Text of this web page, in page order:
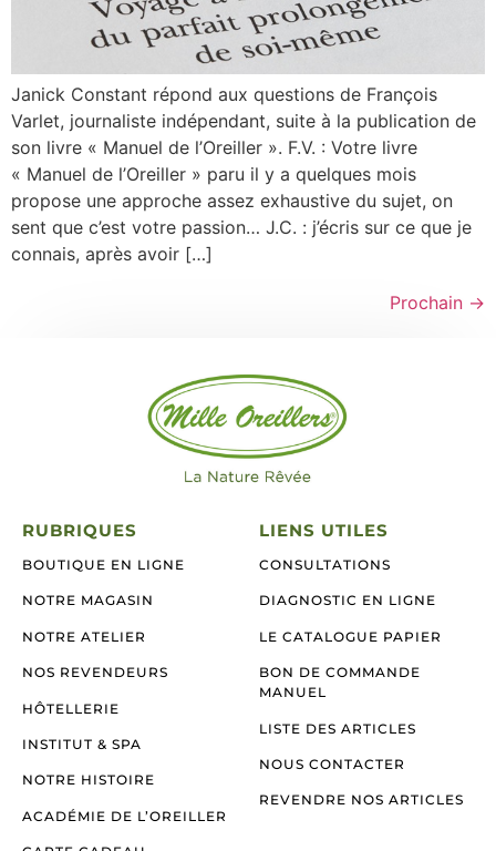
Janick Constant répond aux questions de François
Varlet, journaliste indépendant, suite à la publication de
son livre « Manuel de l’Oreiller ». F.V. : Votre livre
« Manuel de l’Oreiller » paru il y a quelques mois
propose une approche assez exhaustive du sujet, on
sent que c’est votre passion… J.C. : j’écris sur ce que je
connais, après avoir […]
Prochain →
RUBRIQUES
BOUTIQUE EN LIGNE
NOTRE MAGASIN
NOTRE ATELIER
NOS REVENDEURS
HÔTELLERIE
INSTITUT & SPA
NOTRE HISTOIRE
ACADÉMIE DE L’OREILLER
LIENS UTILES
CONSULTATIONS
DIAGNOSTIC EN LIGNE
LE CATALOGUE PAPIER
BON DE COMMANDE
MANUEL
LISTE DES ARTICLES
NOUS CONTACTER
REVENDRE NOS ARTICLES